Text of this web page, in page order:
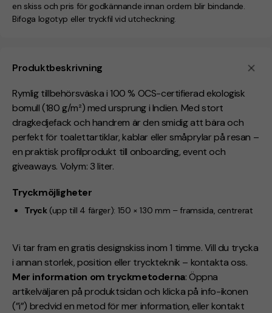
Produktbeskrivning
Rymlig tillbehörsväska i 100 % OCS-certifierad ekologisk
bomull (180 g/m²)med ursprung i Indien. Medstort
dragkedjefack ochhandrem är den smidig att bära och
perfekt för toalettartiklar, kablar eller småprylar på resan –
en praktisk profilprodukt till onboarding, event och
giveaways. Volym: 3 liter.
Tryckmöjligheter
Tryck(upp till 4 färger): 150 × 130 mm – framsida, centrerat
Vi tar fram en gratis designskiss inom 1 timme. Vill du trycka
i annan storlek, position eller tryckteknik – kontakta oss.
Mer information om tryckmetoderna: Öppna
artikelväljaren på produktsidan och klicka på info-ikonen
(”i”) bredvid en metod för mer information, eller kontakt
en skiss och pris för godkännande innan ordern blir bindande.
Bifoga logotyp eller tryckfil vid utcheckning.